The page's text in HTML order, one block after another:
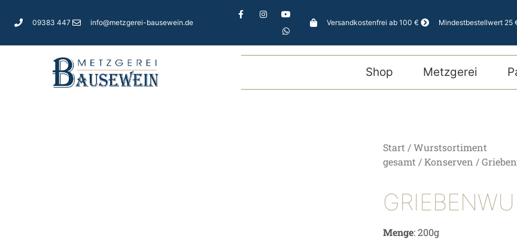
09383 447 info@metzgerei-bausewein.de Versandkostenfrei ab 100 € Mindestbestellwert 25
Shop Metzgerei
Start /Wurstsortiment
gesamt /Konserven /
Menge: 200g